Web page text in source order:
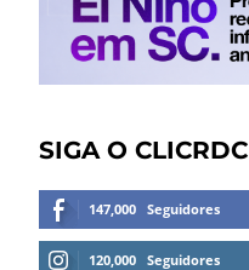
SIGA O CLICRDC
147,000 Seguidores
120,000 Seguidores